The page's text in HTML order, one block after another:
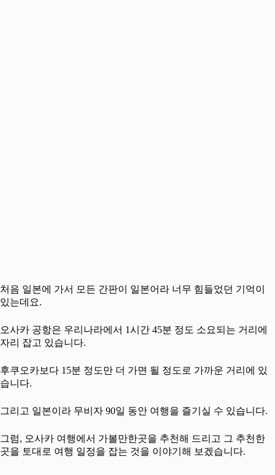
처음 일본에 가서 모든 간판이 일본어라 너무 힘들었던 기억이
있는데요.
오사카 공항은 우리나라에서 1시간 45분 정도 소요되는 거리에
자리 잡고 있습니다.
후쿠오카보다 15분 정도만 더 가면 될 정도로 가까운 거리에 있
습니다.
그리고 일본이라 무비자 90일 동안 여행을 즐기실 수 있습니다.
그럼, 오사카 여행에서 가볼만한곳을 추천해 드리고 그 추천한
곳을 토대로 여행 일정을 잡는 것을 이야기해 보겠습니다.